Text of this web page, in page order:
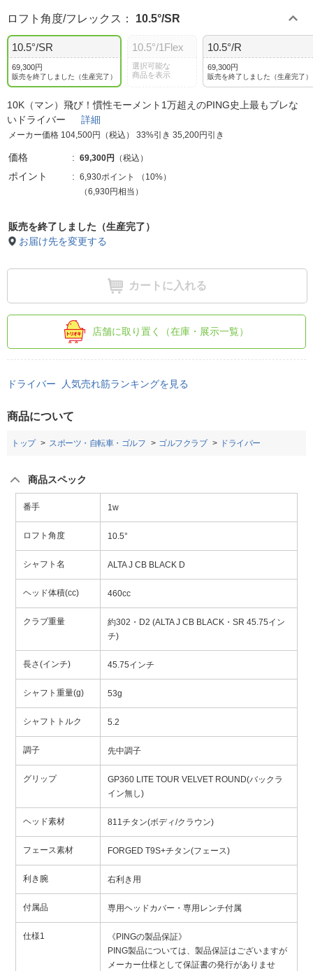
ロフト角度/フレックス ： 10.5°/SR
10.5°/SR
69,300円
販売を終了しました（生産完了）
10.5°/1Flex
選択可能な
商品を表示
10.5°/R
69,300円
販売を終了しました（生産完了）
10K（マン）飛び！慣性モーメント1万超えのPING史上最もブレな
いドライバー 詳細
メーカー価格 104,500円（税込） 33%引き 35,200円引き
価格 69,300円 （税込）
ポイント 6,930ポイント （ 10%）
（6,930円相当）
販売を終了しました（生産完了）
お届け先を変更する
カートに入れる
店舗に取り置く（在庫・展示一覧）
ドライバー 人気売れ筋ランキングを見る
商品について
トップ スポーツ・自転車・ゴルフ ゴルフクラブ ドライバー
商品スペック
番手 1w
ロフト角度 10.5°
シャフト名 ALTA J CB BLACK D
ヘッド体積(cc) 460cc
クラブ重量
約302・D2 (ALTA J CB BLACK・SR 45.75イン
チ)
長さ(インチ) 45.75インチ
シャフト重量(g) 53g
シャフトトルク 5.2
調子 先中調子
グリップ
GP360 LITE TOUR VELVET ROUND(バックラ
イン無し)
ヘッド素材 811チタン(ボディ/クラウン)
フェース素材 FORGED T9S+チタン(フェース)
利き腕 右利き用
付属品 専用ヘッドカバー・専用レンチ付属
仕様1
《PINGの製品保証》
PING製品については、製品保証はございますが
メーカー仕様として保証書の発行がありませ